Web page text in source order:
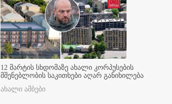
12 მარტის სხდომაზე ახალი კორპუსების
მშენებლობის საკითხები აღარ განიხილება
ახალი ამბები